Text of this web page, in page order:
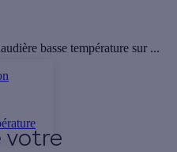
basse température sur ...